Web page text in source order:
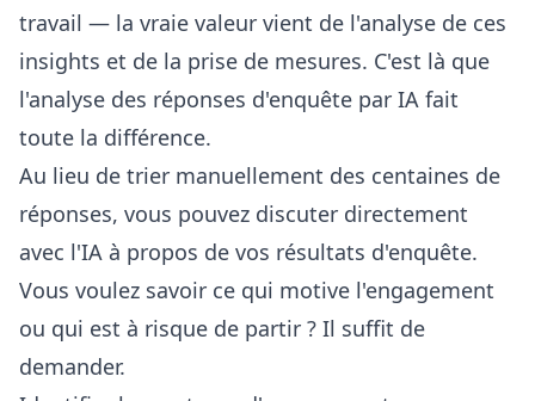
travail — la vraie valeur vient de l'analyse de ces
insights et de la prise de mesures. C'est là que
l'analyse des réponses d'enquête par IA fait
toute la différence.
Au lieu de trier manuellement des centaines de
réponses, vous pouvez discuter directement
avec l'IA à propos de vos résultats d'enquête.
Vous voulez savoir ce qui motive l'engagement
ou qui est à risque de partir ? Il suffit de
demander.